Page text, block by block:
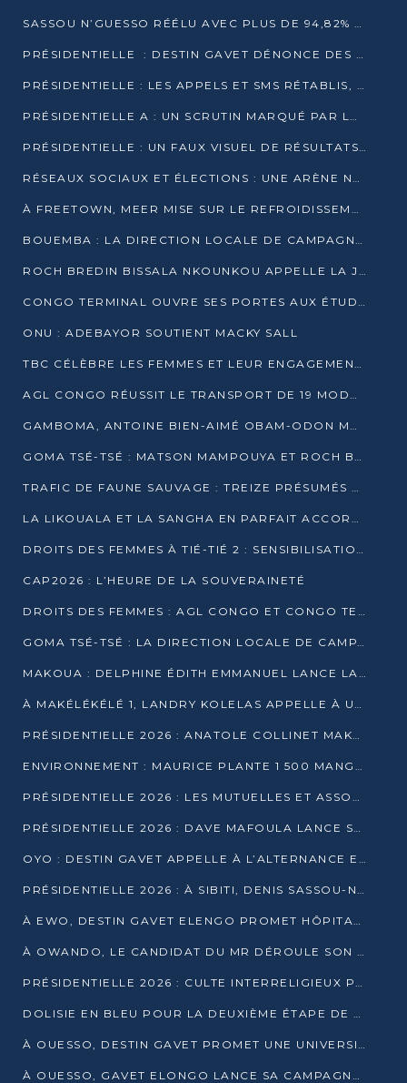
SASSOU N’GUESSO RÉÉLU AVEC PLUS DE 94,82% DES VOIX
PRÉSIDENTIELLE : DESTIN GAVET DÉNONCE DES IRRÉGULARITÉS ET REVENDIQUE LA VICTOIRE
PRÉSIDENTIELLE : LES APPELS ET SMS RÉTABLIS, INTERNET RESTE BLOQUÉ
PRÉSIDENTIELLE A : UN SCRUTIN MARQUÉ PAR LA COUPURE D’INTERNET ET UNE AFFLUENCE TIMIDE À BRAZZAVILLE
PRÉSIDENTIELLE : UN FAUX VISUEL DE RÉSULTATS CIRCULE
RÉSEAUX SOCIAUX ET ÉLECTIONS : UNE ARÈNE NUMÉRIQUE EN PLEINE MUTATION AU CONGO
À FREETOWN, MEER MISE SUR LE REFROIDISSEMENT PASSIF FACE À LA CHALEUR EXTRÊME
BOUEMBA : LA DIRECTION LOCALE DE CAMPAGNE DE DENIS SASSOU N’GUESSO MULTIPLIE LES ACTIVITÉS DE MOBILISATION
ROCH BREDIN BISSALA NKOUNKOU APPELLE LA JEUNESSE DE GOMA TSÉ-TSÉ À UN VOTE MASSIF POUR DENIS SASSOU NGUESSO
CONGO TERMINAL OUVRE SES PORTES AUX ÉTUDIANTS EN TRANSPORT ET LOGISTIQUE
ONU : ADEBAYOR SOUTIENT MACKY SALL
TBC CÉLÈBRE LES FEMMES ET LEUR ENGAGEMENT À L’OCCASION DU 8 MARS
AGL CONGO RÉUSSIT LE TRANSPORT DE 19 MODULES HORS GABARIT ENTRE POINTE-NOIRE ET BRAZZAVILLE
GAMBOMA, ANTOINE BIEN-AIMÉ OBAM-ODON MOBILISE LES 32 148 ÉLECTEURS EN FAVEUR DE DENIS SASSOU NGUESSO
GOMA TSÉ-TSÉ : MATSON MAMPOUYA ET ROCH BREDIN BISSALA NKOUNKOU EN CAMPAGNE DE PROXIMITÉ
TRAFIC DE FAUNE SAUVAGE : TREIZE PRÉSUMÉS TRAFIQUANTS INTERPELLÉS AU CONGO EN 2025
LA LIKOUALA ET LA SANGHA EN PARFAIT ACCORD AVEC LE PROJET DE SOCIÉTÉ DU CANDIDAT DENIS SASSOU-N’GUESSO
DROITS DES FEMMES À TIÉ-TIÉ 2 : SENSIBILISATION ET PÉDAGOGIE SUR LE DROIT DE VOTE
CAP2026 : L’HEURE DE LA SOUVERAINETÉ
DROITS DES FEMMES : AGL CONGO ET CONGO TERMINAL METTENT EN AVANT LE LEADERSHIP FÉMININ
GOMA TSÉ-TSÉ : LA DIRECTION LOCALE DE CAMPAGNE INTENSIFIE LA SENSIBILISATION DANS LES VILLAGES
MAKOUA : DELPHINE ÉDITH EMMANUEL LANCE LA CAMPAGNE POUR DENIS SASSOU-N’GUESSO
À MAKÉLÉKÉLÉ 1, LANDRY KOLELAS APPELLE À UNE MOBILISATION MASSIVE EN FAVEUR DE DENIS SASSOU-N’GUESSO
PRÉSIDENTIELLE 2026 : ANATOLE COLLINET MAKOSSO DÉFEND LE PROJET DE SOCIÉTÉ DE DENIS SASSOU NGUESSO
ENVIRONNEMENT : MAURICE PLANTE 1 500 MANGROVES POUR HONORER WANGARI MAATHAI
PRÉSIDENTIELLE 2026 : LES MUTUELLES ET ASSOCIATIONS S’IMPLIQUENT DANS LA CAMPAGNE ÉLECTORALE À TIÉ-TIÉ 2 (POINTE-NOIRE)
PRÉSIDENTIELLE 2026 : DAVE MAFOULA LANCE SA « VAGUE DU NOUVEAU DÉPART » À IMPFONDO
OYO : DESTIN GAVET APPELLE À L’ALTERNANCE ET À LA RESPONSABILITÉ DE LA JEUNESSE
PRÉSIDENTIELLE 2026 : À SIBITI, DENIS SASSOU-N’GUESSO PARIE SUR LES RESSOURCES DE LA LEKOUMOU
À EWO, DESTIN GAVET ELENGO PROMET HÔPITAL, CHEMIN DE FER ET AUDIT DES FINANCES PUBLIQUES
À OWANDO, LE CANDIDAT DU MR DÉROULE SON PROGRAMME DE “CHANGEMENT”
PRÉSIDENTIELLE 2026 : CULTE INTERRELIGIEUX POUR LA PAIX À OUENZÉ
DOLISIE EN BLEU POUR LA DEUXIÈME ÉTAPE DE CAMPAGNE DE DSN
À OUESSO, DESTIN GAVET PROMET UNE UNIVERSITÉ POUR LA SANGHA
À OUESSO, GAVET ELONGO LANCE SA CAMPAGNE SOUS LE SIGNE DU RENOUVEAU